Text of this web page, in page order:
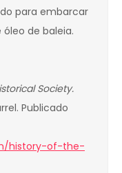
para embarcar
de baleia.
Society.
Publicado
history-of-the-